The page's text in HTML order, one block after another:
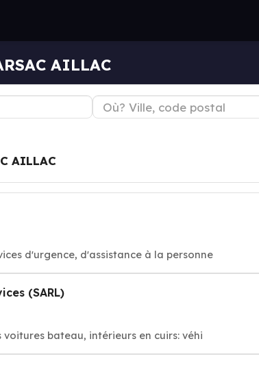
AILLAC
AILLAC
services d'urgence, d'assistance à la personne
(SARL)
bateau, intérieurs en cuirs: véhi